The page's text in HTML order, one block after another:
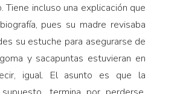
Tiene incluso una explicación que
pues su madre revisaba
su estuche para asegurarse de
y sacapuntas estuvieran en
igual. El asunto es que la